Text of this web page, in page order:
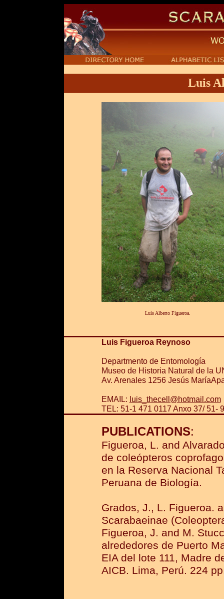
Luis
Luis Alberto Figueroa.
Luis Figueroa Reynoso
Departmento de Entomología
Museo de Historia Natural de la
Av. Arenales 1256 Jesús María
EMAIL: luis_thecell@hotmail.com
TEL: 51-1 471 0117 Anxo 37/ 51-
PUBLICATIONS:
Figueroa, L. and
de coleópteros
en la Reserva Nacional
Peruana de Biología.
Grados, J., L. Figueroa.
Scarabaeinae
Figueroa, J. and M.
alrededores de Puerto
EIA del lote 111, Madre
AICB. Lima, Perú. 224